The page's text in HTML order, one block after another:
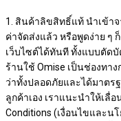
1. สินค้าลิขสิทธิ์แท้ นำเข้าจ
ค่าจัดส่งแล้ว หรือพูดง่าย ๆ
เว็บไซต์ได้ทันที ทั้งแบบตัดบั
ร้านใช้ Omise เป็นช่องทาง
ว่าทั้งปลอดภัยและได้มาต
ลูกค้าเอง เราแนะนำให้เลื่
Conditions (เงื่อนไขและน